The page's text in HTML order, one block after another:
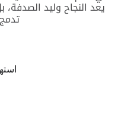
يعد النجاح وليد